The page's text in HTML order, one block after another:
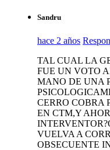
Sandru
hace 2 años
TAL CUAL LA
FUE UN VOTO
MANO DE UNA
CERRO COBRA
EN CTM,Y
VUELVA A
OBSECUENTE